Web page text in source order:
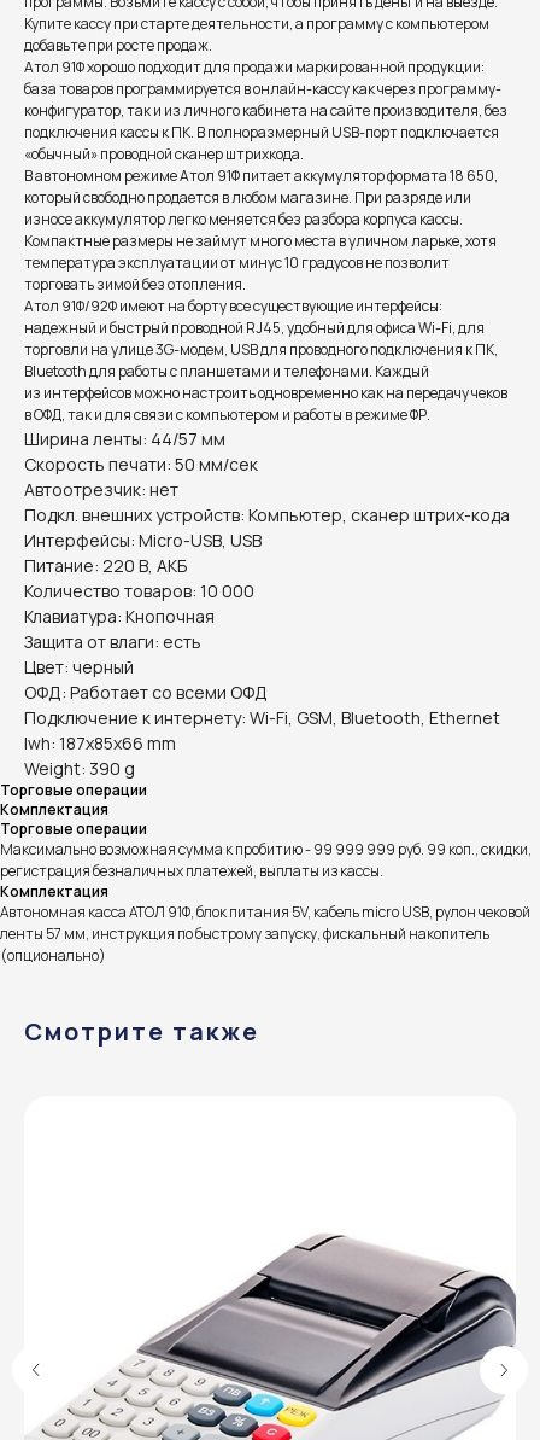
Купите кассу при старте деятельности, а программу с компьютером
добавьте при росте продаж.
Атол 91Ф хорошо подходит для продажи маркированной продукции:
база товаров программируется в онлайн-кассу как через программу-
конфигуратор, так и из личного кабинета на сайте производителя, без
подключения кассы к ПК. В полноразмерный USB-порт подключается
«обычный» проводной сканер штрихкода.
В автономном режиме Атол 91Ф питает аккумулятор формата 18 650,
который свободно продается в любом магазине. При разряде или
износе аккумулятор легко меняется без разбора корпуса кассы.
Компактные размеры не займут много места в уличном ларьке, хотя
температура эксплуатации от минус 10 градусов не позволит
торговать зимой без отопления.
Атол 91Ф/92Ф имеют на борту все существующие интерфейсы:
надежный и быстрый проводной RJ45, удобный для офиса Wi-Fi, для
торговли на улице 3G-модем, USB для проводного подключения к ПК,
Bluetooth для работы с планшетами и телефонами. Каждый
из интерфейсов можно настроить одновременно как на передачу чеков
в ОФД, так и для связи с компьютером и работы в режиме ФР.
Ширина ленты: 44/57 мм
Скорость печати: 50 мм/сек
Автоотрезчик: нет
Подкл. внешних устройств: Компьютер, сканер штрих-кода
Интерфейсы: Micro-USB, USB
Питание: 220 В, АКБ
Количество товаров: 10 000
Клавиатура: Кнопочная
Защита от влаги: есть
Цвет: черный
ОФД: Работает со всеми ОФД
Подключение к интернету: Wi-Fi, GSM, Bluetooth, Ethernet
lwh: 187x85x66 mm
Weight: 390 g
Торговые операции
Комплектация
Торговые операции
Максимально возможная сумма к пробитию - 99 999 999 руб. 99 коп., скидки,
регистрация безналичных платежей, выплаты из кассы.
Комплектация
Автономная касса АТОЛ 91Ф, блок питания 5V, кабель micro USB, рулон чековой
ленты 57 мм, инструкция по быстрому запуску, фискальный накопитель
(опционально)
Смотрите также